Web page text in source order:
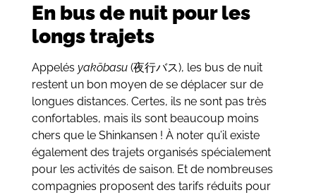
En bus de nuit pour les
longs trajets
Appelés yakōbasu(夜行バス), les bus de nuit
restent un bon moyen de se déplacer sur de
longues distances. Certes, ils ne sont pas très
confortables, mais ils sont beaucoup moins
chers que le Shinkansen ! À noter qu’il existe
également des trajets organisés spécialement
pour les activités de saison. Et de nombreuses
compagnies proposent des tarifs réduits pour